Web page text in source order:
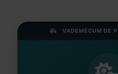
VADEMÉCUM DE